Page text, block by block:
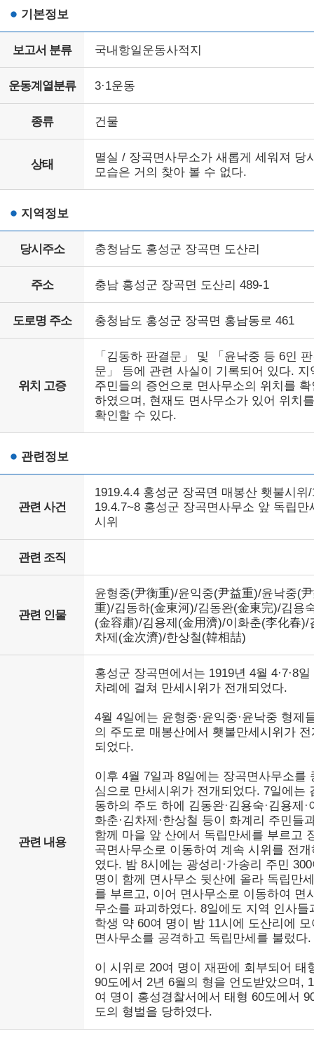
기본정보
보고서 분류 국내항일운동사적지
운동계열분류 3·1운동
종류 건물
상태
멸실 / 장곡면사무소가 새롭게 세워져 당
모습은 거의 찾아 볼 수 없다.
지역정보
당시주소 충청남도 홍성군 장곡면 도산리
주소 충남 홍성군 장곡면 도산리 489-1
도로명 주소 충청남도 홍성군 장곡면 홍남동로 461
위치 고증
「김동하 판결문」 및 「윤낙중 등 6인
문」 등에 관련 사실이 기록되어 있다. 지
주민들의 증언으로 면사무소의 위치를 확
하였으며, 현재도 면사무소가 있어 위치를
확인할 수 있다.
관련정보
관련 사건
1919.4.4 홍성군 장곡면 매봉산 횃불시위/
19.4.7~8 홍성군 장곡면사무소 앞 독립만
시위
관련 조직
관련 인물
윤형중(尹衡重)/윤익중(尹益重)/윤낙중(
重)/김동하(金東河)/김동완(金東完)/김용
(金容肅)/김용제(金用濟)/이화춘(李化春)/
차제(金次濟)/한상철(韓相喆)
관련 내용
홍성군 장곡면에서는 1919년 4월 4·7·8일
차례에 걸쳐 만세시위가 전개되었다.
4월 4일에는 윤형중·윤익중·윤낙중 형제
의 주도로 매봉산에서 횃불만세시위가 전
되었다.
이후 4월 7일과 8일에는 장곡면사무소를
심으로 만세시위가 전개되었다. 7일에는
동하의 주도 하에 김동완·김용숙·김용제·
화춘·김차제·한상철 등이 화계리 주민들
함께 마을 앞 산에서 독립만세를 부르고
곡면사무소로 이동하여 계속 시위를 전개
였다. 밤 8시에는 광성리·가송리 주민
명이 함께 면사무소 뒷산에 올라 독립만세
를 부르고, 이어 면사무소로 이동하여 면
무소를 파괴하였다. 8일에도 지역 인사들
학생 약 60여 명이 밤 11시에 도산리에 모
면사무소를 공격하고 독립만세를 불렀다.
이 시위로 20여 명이 재판에 회부되어 태
90도에서 2년 6월의 형을 언도받았으며,
여 명이 홍성경찰서에서 태형 60도에서
도의 형벌을 당하였다.